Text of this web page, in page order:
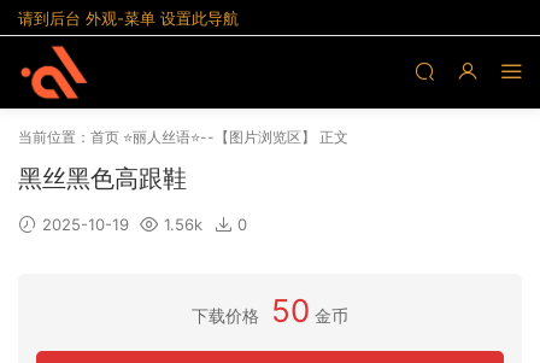
请到后台 外观-菜单 设置此导航
当前位置： 首页 ⭐丽人丝语⭐--【图片浏览区】 正文
黑丝黑色高跟鞋
2025-10-19 1.56k 0
下载价格 50 金币